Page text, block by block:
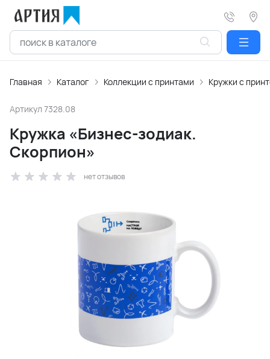
Главная Каталог Коллекции с принтами Кружки с
Артикул 7328.08
Кружка «Бизнес-зодиак.
Скорпион»
нет отзывов